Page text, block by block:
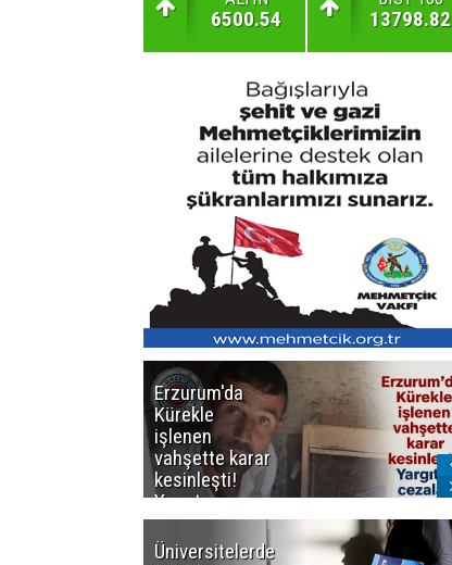
6500.54 13798.82
Erzurum'da
Kürekle
işlenen
vahşette karar
kesinleşti!
Yargıtay
cezaları onadı
Üniversitelerde